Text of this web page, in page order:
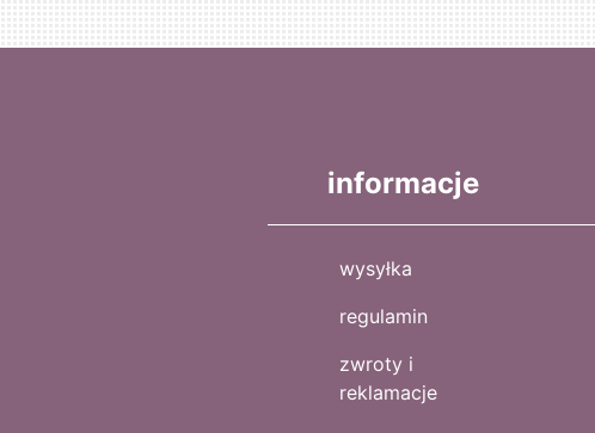
informacje
wysyłka
regulamin
zwroty i
reklamacje